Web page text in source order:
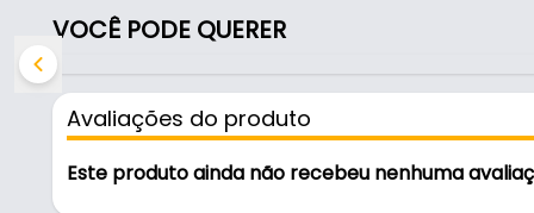
em widea, elas se destacam por sua excepcional
atributos que garantem um desempenho estável
compatibilidade e versatilidade para múltiplas
Conteúdo de Embalagem (6 Peças):
VOCÊ PODE QUERER
Avaliações do produto
Este produto ainda não recebeu nenhuma